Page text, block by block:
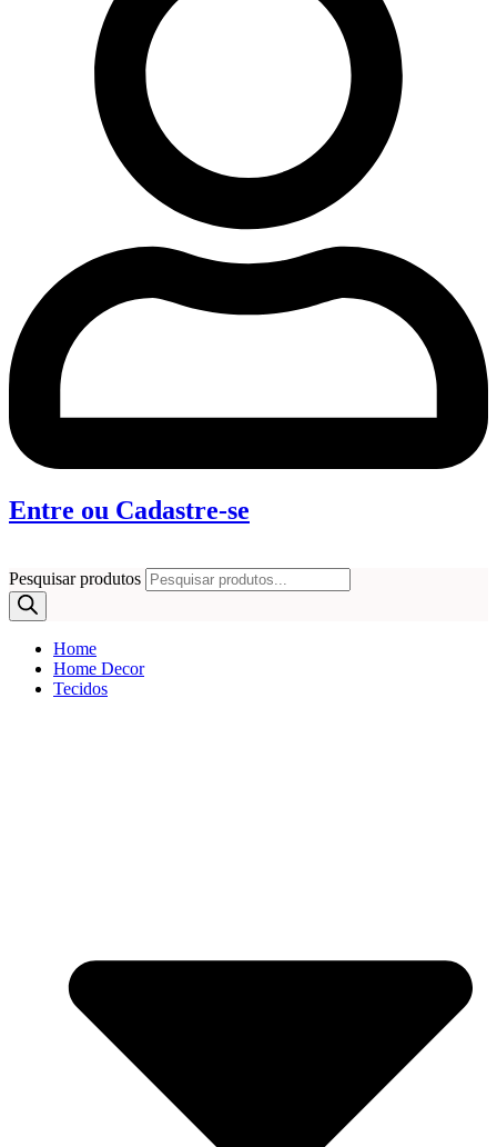
Entre ou Cadastre-se
Pesquisar produtos
Home
Home Decor
Tecidos